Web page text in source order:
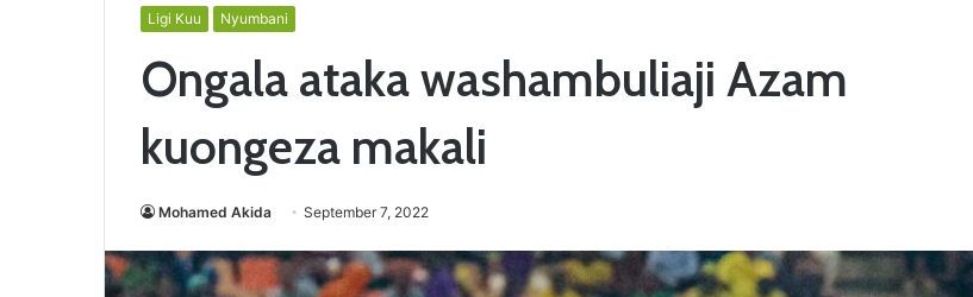
Ligi Kuu Nyumbani
Ongala ataka washambuliaji Azam
kuongeza makali
Mohamed Akida September 7, 2022